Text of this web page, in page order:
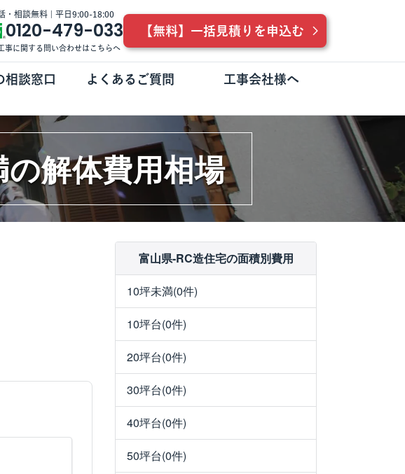
・相談無料 | 平日9:00-18:00
0120-479-033
事に関する問い合わせはこちらへ
【無料】一括見積りを申込む
相談窓口 よくあるご質問 工事会社様へ
解体費用相場
富山県-RC造住宅の面積別費用
10坪未満(0件)
10坪台(0件)
20坪台(0件)
30坪台(0件)
40坪台(0件)
50坪台(0件)